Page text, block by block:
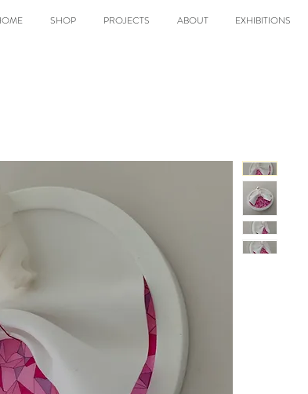
SHOP PROJECTS ABOUT EXHIBITIONS